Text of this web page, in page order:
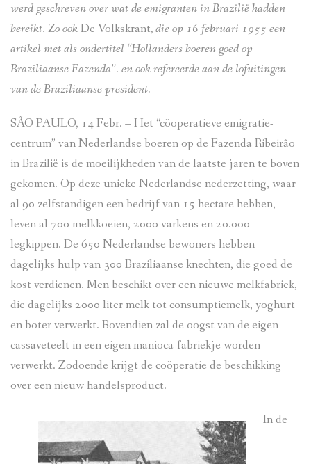
werd geschreven over wat de emigranten in Brazilië hadden
bereikt. Zo ookDe Volkskrant, die op 16 februari 1955 een
artikel met als ondertitel “Hollanders boeren goed op
Braziliaanse Fazenda”. en ook refereerde aan de lofuitingen
van de Braziliaanse president.
SÃO PAULO, 14 Febr. – Het “cöoperatieve emigratie-
centrum” van Nederlandse boeren op de Fazenda Ribeirão
in Brazilië is de moeilijkheden van de laatste jaren te boven
gekomen. Op deze unieke Nederlandse nederzetting, waar
al 90 zelfstandigen een bedrijf van 15 hectare hebben,
leven al 700 melkkoeien, 2000 varkens en 20.000
legkippen. De 650 Nederlandse bewoners hebben
dagelijks hulp van 300 Braziliaanse knechten, die goed de
kost verdienen. Men beschikt over een nieuwe melkfabriek,
die dagelijks 2000 liter melk tot consumptiemelk, yoghurt
en boter verwerkt. Bovendien zal de oogst van de eigen
cassaveteelt in een eigen manioca-fabriekje worden
verwerkt. Zodoende krijgt de coöperatie de beschikking
over een nieuw handelsproduct.
In de